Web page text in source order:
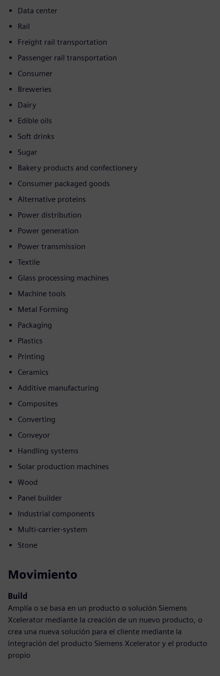
Data center
Rail
Freight rail transportation
Passenger rail transportation
Consumer
Breweries
Dairy
Edible oils
Soft drinks
Sugar
Bakery products and confectionery
Consumer packaged goods
Alternative proteins
Power distribution
Power generation
Power transmission
Textile
Glass processing machines
Machine tools
Metal Forming
Packaging
Plastics
Printing
Ceramics
Additive manufacturing
Composites
Converting
Conveyor
Handling systems
Solar production machines
Wood
Panel builder
Industrial components
Multi-carrier-system
Stone
Movimiento
Build
Amplía o se basa en un producto o solución Siemens
Xcelerator mediante la creación de un nuevo producto, o
crea una nueva solución para el cliente mediante la
integración del producto Siemens Xcelerator y el producto
propio